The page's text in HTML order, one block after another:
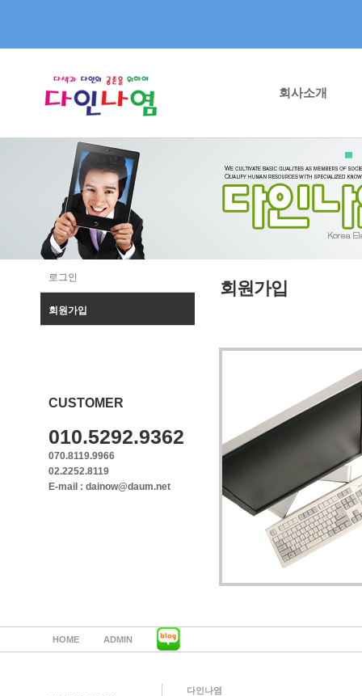
회사소개
로그인
회원가입
CUSTOMER
010.5292.9362
070.8119.9966
02.2252.8119
E-mail : dainow@daum.net
회원가입
HOME ADMIN
다인나염